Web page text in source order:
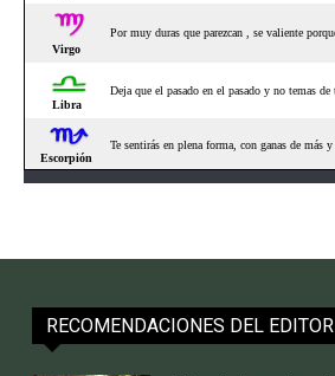
RECOMENDACIONES DEL EDITOR